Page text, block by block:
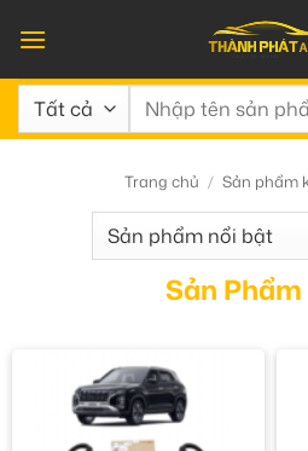
qua
nội
dung
Tìm
Trang chủ / Sản phẩm
Sản